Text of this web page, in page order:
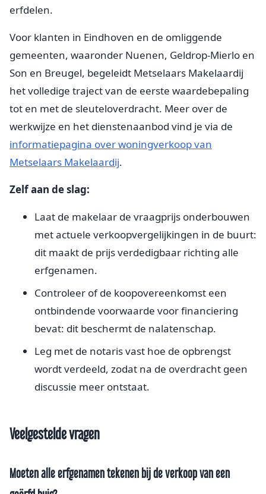
erfdelen.
Voor klanten in Eindhoven en de omliggende
gemeenten, waaronder Nuenen, Geldrop-Mierlo en
Son en Breugel, begeleidt Metselaars Makelaardij
het volledige traject van de eerste waardebepaling
tot en met de sleuteloverdracht. Meer over de
werkwijze en het dienstenaanbod vind je via de
informatiepagina over woningverkoop van
Metselaars Makelaardij.
Zelf aan de slag:
Laat de makelaar de vraagprijs onderbouwen
met actuele verkoopvergelijkingen in de buurt:
dit maakt de prijs verdedigbaar richting alle
erfgenamen.
Controleer of de koopovereenkomst een
ontbindende voorwaarde voor financiering
bevat: dit beschermt de nalatenschap.
Leg met de notaris vast hoe de opbrengst
wordt verdeeld, zodat na de overdracht geen
discussie meer ontstaat.
Veelgestelde vragen
Moeten alle erfgenamen tekenen bij de verkoop van een